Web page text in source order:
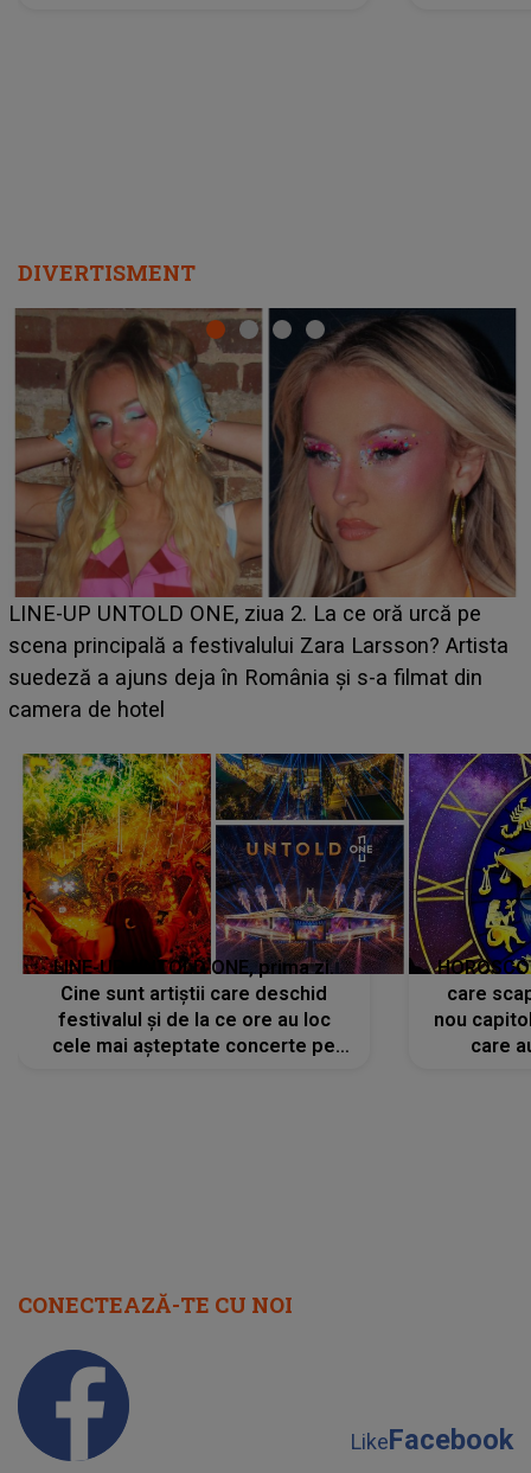
DIVERTISMENT
Ce a dezvăluit noua concurentă din "Casa Iubirii" l-a
luat prin surprindere pe Emanuel. CINE ESTE
BĂIATUL VIZAT de Alexandra?! Aflându-se în fața
faptului împlinit, A RECUNOSCUT IMEDIAT: "Am
LINE-UP UNTOLD ONE, prima zi.
Cine sunt artiștii care deschid
festivalul și de la ce ore au loc
cele mai așteptate concerte pe
care
nou
care
CONECTEAZĂ-TE CU NOI
LikeFacebook